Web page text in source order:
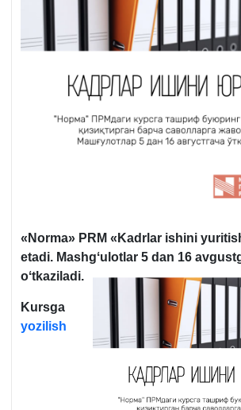
« Norma» PRM « Kadrlar ishini
etadi. Mashgʻulotlar 5 dan 16
oʻtkaziladi.
Kursga
yozilish